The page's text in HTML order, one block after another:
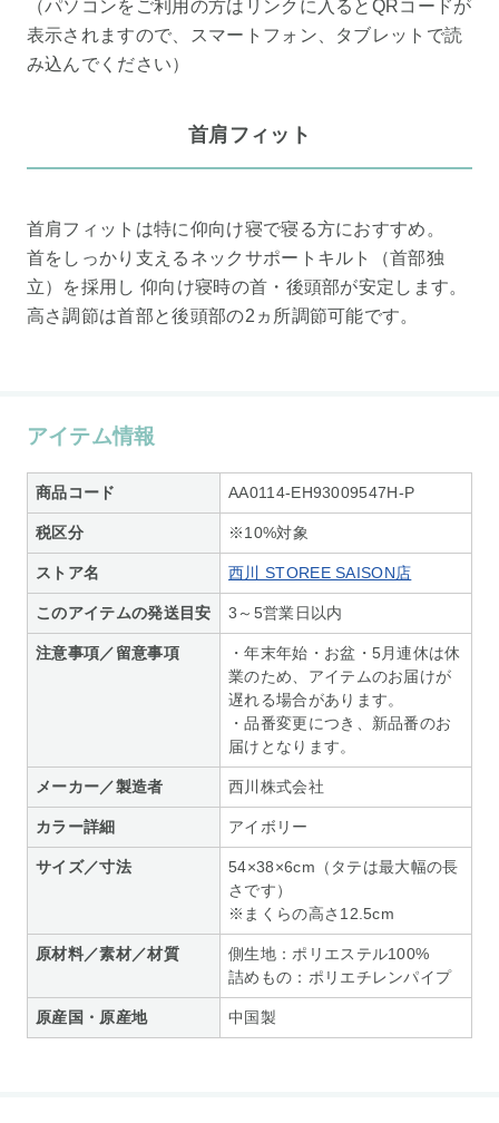
（パソコンをご利用の方はリンクに入るとQRコードが
表示されますので、スマートフォン、タブレットで読
み込んでください）
首肩フィット
首肩フィットは特に仰向け寝で寝る方におすすめ。
首をしっかり支えるネックサポートキルト（首部独
立）を採用し 仰向け寝時の首・後頭部が安定します。
高さ調節は首部と後頭部の2ヵ所調節可能です。
アイテム情報
商品コード AA0114-EH93009547H-P
税区分 ※10%対象
ストア名 西川 STOREE SAISON店
このアイテムの発送目安 3～5営業日以内
注意事項／留意事項
・年末年始・お盆・5月連休は休
業のため、アイテムのお届けが
遅れる場合があります。
・品番変更につき、新品番のお
届けとなります。
メーカー／製造者 西川株式会社
カラー詳細 アイボリー
サイズ／寸法
54×38×6cm（タテは最大幅の長
さです）
※まくらの高さ12.5cm
原材料／素材／材質
側生地：ポリエステル100%
詰めもの：ポリエチレンパイプ
原産国・原産地 中国製